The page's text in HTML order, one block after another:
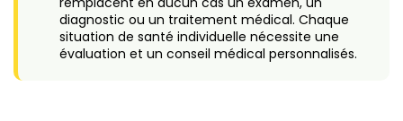
diagnostic ou un traitement médical. Chaque
situation de santé individuelle nécessite une
évaluation et un conseil médical personnalisés.